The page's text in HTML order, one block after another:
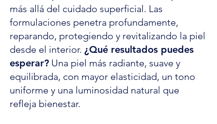
más allá del cuidado superficial. Las
formulaciones penetra profundamente,
reparando, protegiendo y revitalizando la piel
desde el interior. ¿Qué resultados puedes
esperar?Una piel más radiante, suave y
equilibrada, con mayor elasticidad, un tono
uniforme y una luminosidad natural que
refleja bienestar.